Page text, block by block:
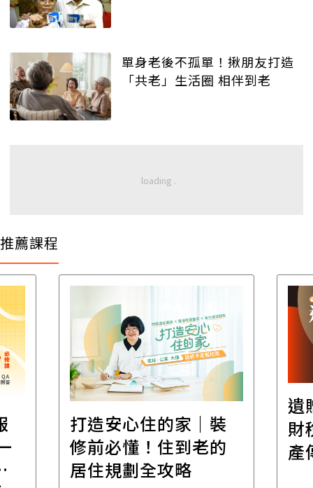
單身老後不孤單！揪朋友打造
「共老」生活圈 相伴到老
推薦課程
打造安心住的家｜裝
修前必懂！住到老的
居住規劃全攻略
遺
財
產